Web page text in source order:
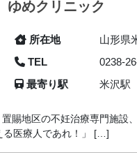
ゆめクリニック
所在地
山形県
TEL
0238-
最寄り駅
米沢駅
賜地区の不妊治療専門施
る医療人であれ！」 […]